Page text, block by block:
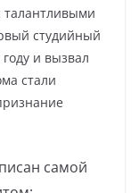
талантливыми
студийный
и вызвал
стали
самой